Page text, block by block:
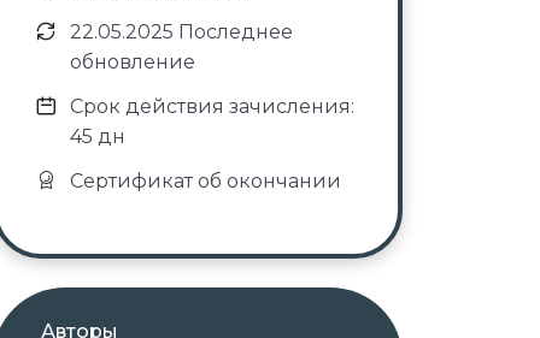
22.05.2025 Последнее
обновление
Срок действия зачисления:
45 дн
Сертификат об окончании
Авторы